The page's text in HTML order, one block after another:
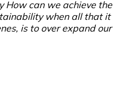
How can we achieve the
when all that it
is to over expand our